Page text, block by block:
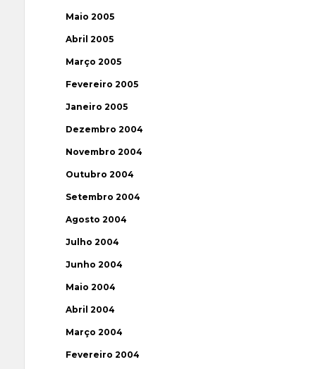
Maio 2005
Abril 2005
Março 2005
Fevereiro 2005
Janeiro 2005
Dezembro 2004
Novembro 2004
Outubro 2004
Setembro 2004
Agosto 2004
Julho 2004
Junho 2004
Maio 2004
Abril 2004
Março 2004
Fevereiro 2004